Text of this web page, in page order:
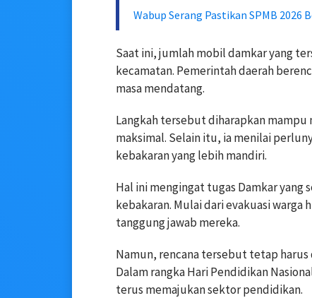
Wabup Serang Pastikan SPMB 2026
Saat ini, jumlah mobil damkar yang
kecamatan. Pemerintah daerah
masa mendatang.
Langkah tersebut diharapkan mampu
maksimal. Selain itu, ia menilai
kebakaran yang lebih mandiri.
Hal ini mengingat tugas Damkar yang
kebakaran. Mulai dari evakuasi warga
tanggung jawab mereka.
Namun, rencana tersebut tetap harus
Dalam rangka Hari Pendidikan
terus memajukan sektor pendidikan.